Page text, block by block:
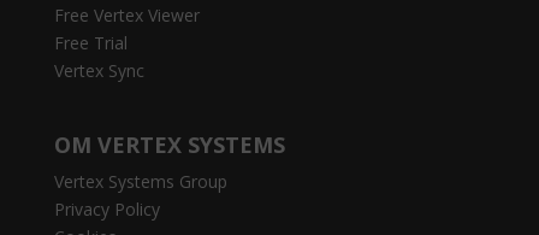
Free Vertex Viewer
Free Trial
Vertex Sync
OM VERTEX SYSTEMS
Vertex Systems Group
Privacy Policy